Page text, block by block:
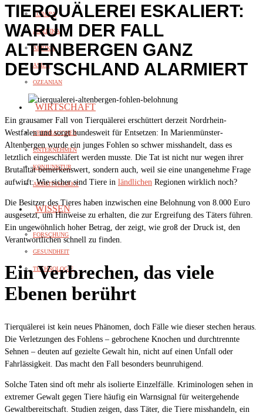
EUROPA
AMERIKA
AFRIKA
ASIEN
OZEANIAN
WIRTSCHAFT
VERBRAUCHER
UNTERNEHMEN
KONJUNKTUR
ARBEITSMARKT
WISSEN
FORSCHUNG
GESUNDHEIT
TECHNOLOGIE
TIERQUÄLEREI ESKALIERT:
WARUM DER FALL
ALTENBERGEN GANZ
DEUTSCHLAND ALARMIERT
Ein grausamer Fall von Tierquälerei erschüttert derzeit Nordrhein-
Westfalen und sorgt bundesweit für Entsetzen: In Marienmünster-
Altenbergen wurde ein junges Fohlen so schwer misshandelt, dass es
letztlich eingeschläfert werden musste. Die Tat ist nicht nur wegen ihrer
Brutalität bemerkenswert, sondern auch, weil sie eine unangenehme Frage
aufwirft: Wie sicher sind Tiere in ländlichen Regionen wirklich noch?
Die Besitzer des Tieres haben inzwischen eine Belohnung von 8.000 Euro
ausgesetzt, um Hinweise zu erhalten, die zur Ergreifung des Täters führen.
Ein ungewöhnlich hoher Betrag, der zeigt, wie groß der Druck ist, den
Verantwortlichen schnell zu finden.
Ein Verbrechen, das viele
Ebenen berührt
Tierquälerei ist kein neues Phänomen, doch Fälle wie dieser stechen heraus.
Die Verletzungen des Fohlens – gebrochene Knochen und durchtrennte
Sehnen – deuten auf gezielte Gewalt hin, nicht auf einen Unfall oder
Fahrlässigkeit. Das macht den Fall besonders beunruhigend.
Solche Taten sind oft mehr als isolierte Einzelfälle. Kriminologen sehen in
extremer Gewalt gegen Tiere häufig ein Warnsignal für weitergehende
Gewaltbereitschaft. Studien zeigen, dass Täter, die Tiere misshandeln, ein